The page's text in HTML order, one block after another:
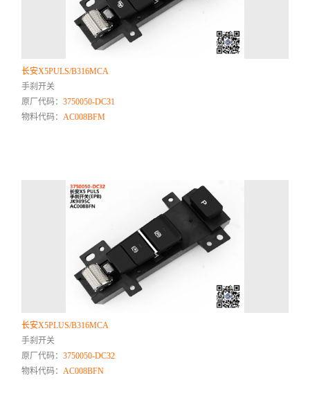
长安X5PULS/B316MCA
手刹开关
原厂代码：3750050-DC31
物料代码： AC008BFM
长安X5PLUS/B316MCA
手刹开关
原厂代码：3750050-DC32
物料代码：AC008BFN